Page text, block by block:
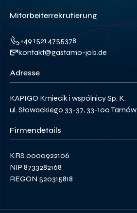
Mitarbeiterrekrutierung
+49 1521 4755378
kontakt@gastamo-job.de
Adresse
KAPIGO Kmiecik i wspólnicy Sp. K.
ul. Słowackiego 33-37, 33-100 Tarnów
Firmendetails
KRS 0000922106
NIP 8733282168
REGON 520315818